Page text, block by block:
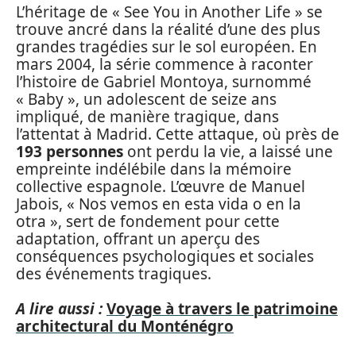
L’héritage de « See You in Another Life » se
trouve ancré dans la réalité d’une des plus
grandes tragédies sur le sol européen. En
mars 2004, la série commence à raconter
l’histoire de Gabriel Montoya, surnommé
« Baby », un adolescent de seize ans
impliqué, de manière tragique, dans
l’attentat à Madrid. Cette attaque, où près de
193 personnes ont perdu la vie, a laissé une
empreinte indélébile dans la mémoire
collective espagnole. L’œuvre de Manuel
Jabois, « Nos vemos en esta vida o en la
otra », sert de fondement pour cette
adaptation, offrant un aperçu des
conséquences psychologiques et sociales
des événements tragiques.
A lire aussi :Voyage à travers le patrimoine
architectural du Monténégro